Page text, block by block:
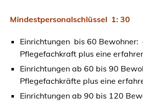
Mindestpersonalschlüssel 1: 30
Einrichtungen bis 60 Bewohner:
Pflegefachkraft plus eine
Einrichtungen ab 60 bis 90
Pflegefachkräfte plus eine
Einrichtungen ab 90 bis 120